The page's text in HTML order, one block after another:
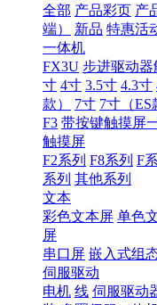
全部 产品彩页 产
端）
新品 特惠活
一体机
FX3U 步进驱动器
寸 4寸 3.5寸 4.3寸
款）
7寸 7寸（ES
F3 带按键触摸屏
触摸屏
F2系列 F8系列 F
系列 其他系列
文本
彩色文本屏 单色
屏
串口屏 嵌入式组
伺服驱动
电机 线 伺服驱动